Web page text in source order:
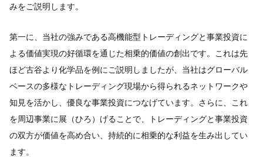
みをご説明します。
第一に、当社の強みである高機能型トレーディングと事業投資に
よる価値実現の好循環を通じた相乗的価値の創出です。これは先
ほど古谷より化学品を例にご説明しましたが、当社はグローバル
ベースの多様なトレーディング現場から得られるネットワークや
知見を活かし、優良な事業投資につなげています。さらに、これ
を周辺事業に展（ひろ）げることで、トレーディングと事業投資
の双方が価値を高め合い、持続的に相乗的な利益を生み出してい
ます。